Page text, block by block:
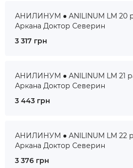
АНИЛИНУМ ● ANILINUM LM 20
Аркана Доктор Северин
3 317 грн
АНИЛИНУМ ● ANILINUM LM 21
Аркана Доктор Северин
3 443 грн
АНИЛИНУМ ● ANILINUM LM 22
Аркана Доктор Северин
3 376 грн